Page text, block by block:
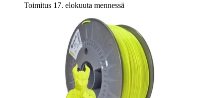
Toimitus 17. elokuuta mennessä